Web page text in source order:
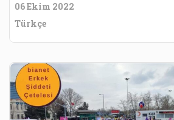
06 Ekim 2022
Türkçe